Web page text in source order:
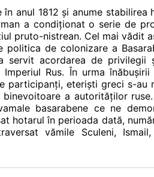
în anul 1812 şi anume
a condiţionat o serie de
pruto-nistrean. Cel mai vădit
politica de colonizare a
servit acordarea de privilegii
Rus. În urma
participanţi, eterişti greci s-au
a autorităţilor
basarabene ce ne
hotarul în perioada dată,
vămile Sculeni,